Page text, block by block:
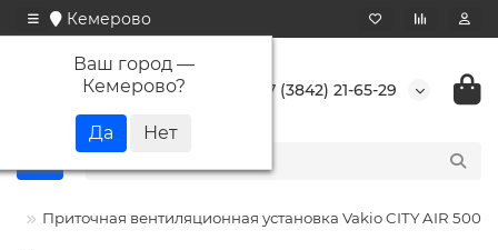
Кемерово
Ваш город —
Кемерово? +7 (3842) 21-65-29
Приточная вентиляционная установка Vakio CITY AIR 500